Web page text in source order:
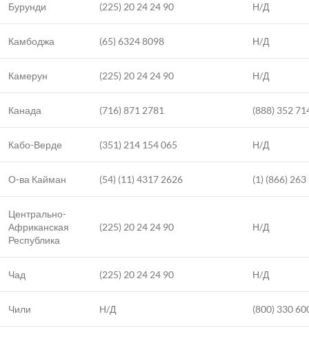
Бурунди (225) 20 24 24 90 Н/Д
Камбоджа (65) 6324 8098 Н/Д
Камерун (225) 20 24 24 90 Н/Д
Канада (716) 871 2781 (888) 352
Кабо-Верде (351) 214 154 065 Н/Д
О-ва Кайман (54) (11) 4317 2626 (1) (866)
Центрально-
Африканская
Республика
(225) 20 24 24 90 Н/Д
Чад (225) 20 24 24 90 Н/Д
Чили Н/Д (800) 330